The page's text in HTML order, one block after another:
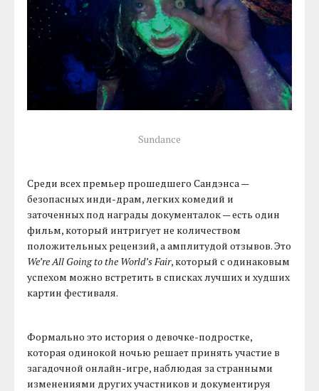
Sundance
Среди всех премьер прошедшего Сандэнса —
безопасных инди-драм, легких комедий и
заточенных под награды документалок — есть один
фильм, который интригует не количеством
положительных рецензий, а амплитудой отзывов. Это
We’re All Going to the World’s Fair, который с одинаковым
успехом можно встретить в списках лучших и худших
картин фестиваля.
Формально это история о девочке-подростке,
которая одинокой ночью решает принять участие в
загадочной онлайн-игре, наблюдая за странными
изменениями других участников и документируя